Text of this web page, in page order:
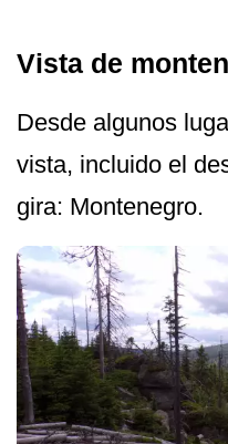
Vista de
Desde algunos
vista, incluido el
gira: Montenegro.